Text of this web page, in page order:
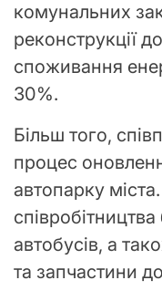
комунальних
реконструкції
споживання
30%.
Більш того,
процес
автопарку
автобусів, а
та запчастини